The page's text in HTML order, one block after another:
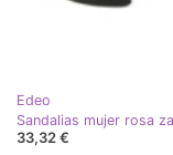
Edeo
Sandalias mujer rosa
33,32 €